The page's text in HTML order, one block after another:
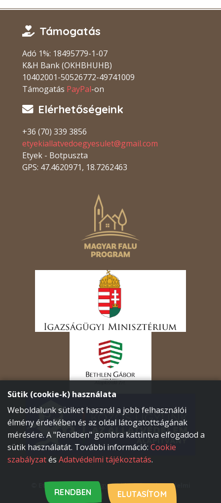
Támogatás
Adó 1%: 18495779-1-07
K&H Bank (OKHBHUHB)
10402001-50526772-49741009
Támogatás PayPal-on
Elérhetőségeink
+36 (70) 339 3856
etyekiallatvedoegyesulet@gmail.com
Etyek - Botpuszta
GPS: 47.4620971, 18.7262463
© Etyeki Állatvédők Egyesülete |
Adatvédelmi
tájékoztatás
| Cookie szabályzat
Sütik (cookie-k) használata
Weboldalunk sütiket használ a jobb felhasználói
élmény érdekében és az oldal látogatottságának
mérésére. A "Rendben" gombra kattintva elfogadod a
sütik használatát. További információ: Cookie
szabályzatés Adatvédelmi tájékoztatás.
RENDBEN ELUTASÍTOM